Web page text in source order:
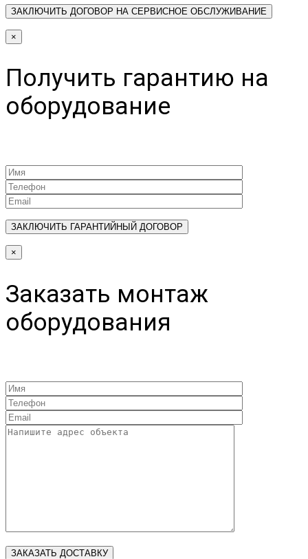
×
Получить гарантию на
оборудование
×
Заказать монтаж
оборудования